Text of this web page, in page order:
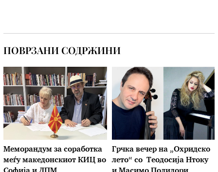
ПОВРЗАНИ СОДРЖИНИ
Меморандум за соработка
меѓу македонскиот КИЦ во
Грчка вечер на „Охридско
лето“ со Теодосија Нтоку